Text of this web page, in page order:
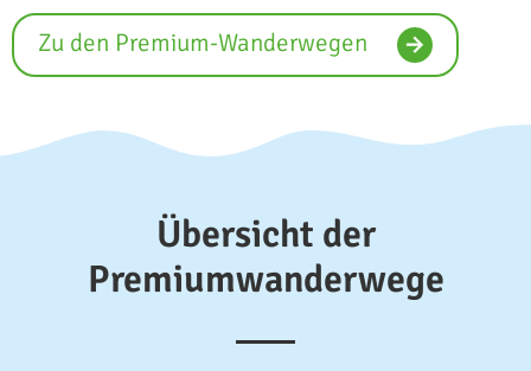
Zu den Premium-Wanderwegen
Übersicht der
Premiumwanderwege